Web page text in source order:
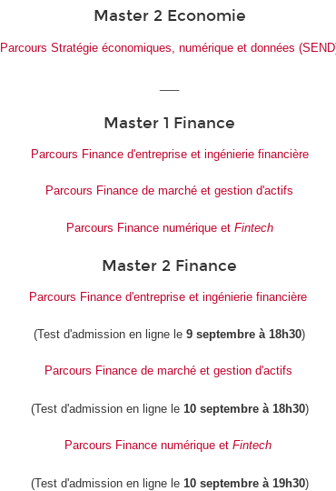
Master 2 Economie
Parcours Stratégie économiques, numérique et données
Master 1 Finance
Parcours Finance d'entreprise et ingénierie financière
Parcours Finance de marché et gestion d'actifs
Parcours Finance numérique et Fintech
Master 2 Finance
Parcours Finance d'entreprise et ingénierie financière
(Test d'admission en ligne le9 septembre à 18h30)
Parcours Finance de marché et gestion d'actifs
(Test d'admission en ligne le 10 septembre à 18h30)
Parcours Finance numérique etFintech
(Test d'admission en ligne le 10 septembre à 19h30)